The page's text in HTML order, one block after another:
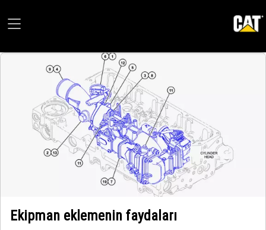
Ekipman eklemenin faydaları